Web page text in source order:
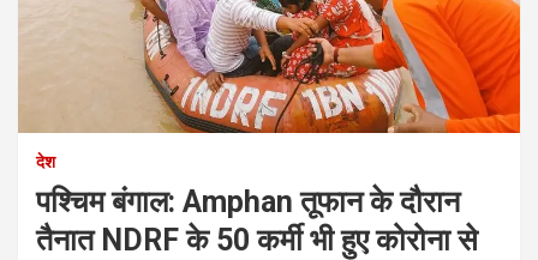
देश
पश्चिम बंगाल: Amphan तूफान के दौरान
तैनात NDRF के 50 कर्मी भी हुए कोरोना से